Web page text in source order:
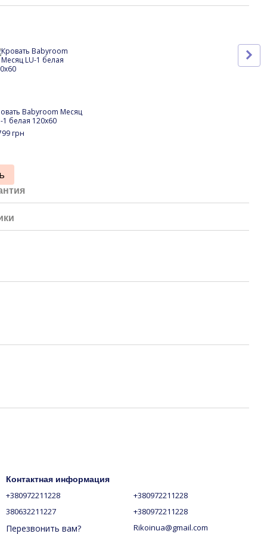
Babyroom Месяц
1 белая 120x60
грн
Контактная информация
+380972211228
380632211227
Перезвонить вам?
+380972211228
+380972211228
Rikoinua@gmail.com